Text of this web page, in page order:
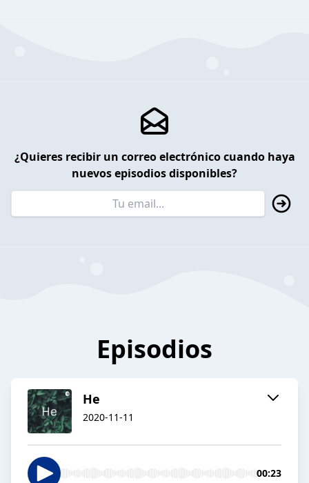
¿Quieres recibir un correo electrónico cuando haya
nuevos episodios disponibles?
Episodios
He
2020-11-11
00:23